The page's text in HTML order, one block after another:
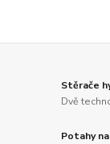
Stěrače
Dvě
Potahy